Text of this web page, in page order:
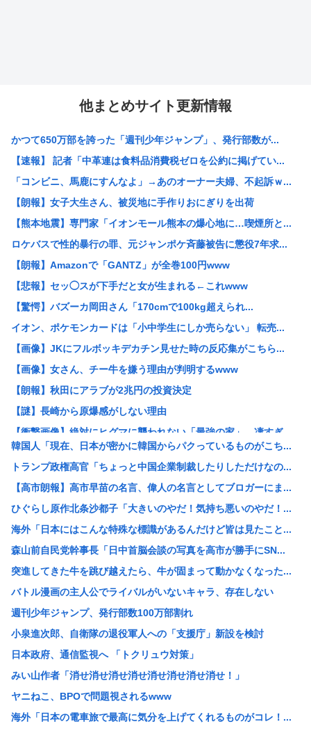
他まとめサイト更新情報
かつて650万部を誇った「週刊少年ジャンプ」、発行部数が...
【速報】 記者「中革連は食料品消費税ゼロを公約に掲げてい...
「コンビニ、馬鹿にすんなよ」→あのオーナー夫婦、不起訴ｗ...
【朗報】女子大生さん、被災地に手作りおにぎりを出荷
【熊本地震】専門家「イオンモール熊本の爆心地に…喫煙所と...
ロケバスで性的暴行の罪、元ジャンポケ斉藤被告に懲役7年求...
【朗報】Amazonで「GANTZ」が全巻100円www
【悲報】セッ◯スが下手だと女が生まれる←これwww
【驚愕】バズーカ岡田さん「170cmで100kg超えられ...
イオン、ポケモンカードは「小中学生にしか売らない」 転売...
【画像】JKにフルボッキデカチン見せた時の反応集がこちら...
【画像】女さん、チー牛を嫌う理由が判明するwww
【朗報】秋田にアラブが2兆円の投資決定
【謎】長崎から原爆感がしない理由
【衝撃画像】絶対にヒグマに襲われない「最強の家」、凄すぎ...
【消費税率1％】 「下げるのが筋なんですけど…」消費減税...
ワイ「どう見ても熟女AVのパッケージにしか見えん商品宣伝...
元ジャンポケ斉藤被告、懲役7年を求刑される
AI活用すればするほど残業が増える現実
中国「大洪水！」中国ダム「決壊」地元民「公式発表より死者...
名古屋城本丸御殿の柱に修復不能な傷 「りょうじ」と「カイ...
【閲覧注意】元臆女キャバ嬢の首吊り自●配信、拡散されまく...
【悲報】山里亮太さん、一般人のツイートに反撃開始www
ゼレンスキー大統領、対日外交に不満か…大使らへ強化指示
【画像】椎名林檎（38）「チュートリアル徳井と対談か…ち...
【画像】木村沙織(39)の最新お●ぱいがガチでヤベえええ...
今日ガストで胸糞悪いことがあった→…カップルとバトルして...
【画像】“ルフィ”強盗事件、幹部の男に懲役20年の有罪判...
【悲報】医者「娘さん、ダウン症です」キラキラ女さん「人生...
韓国人「現在、日本が密かに韓国からパクっているものがこち...
トランプ政権高官「ちょっと中国企業制裁したりしただけなの...
【高市朗報】高市早苗の名言、偉人の名言としてブロガーにま...
ひぐらし原作北条沙都子「大きいのやだ！気持ち悪いのやだ！...
海外「日本にはこんな特殊な標識があるんだけど皆は見たこと...
森山前自民党幹事長「日中首脳会談の写真を高市が勝手にSN...
突進してきた牛を跳び越えたら、牛が固まって動かなくなった...
バトル漫画の主人公でライバルがいないキャラ、存在しない
週刊少年ジャンプ、発行部数100万部割れ
小泉進次郎、自衛隊の退役軍人への「支援庁」新設を検討
日本政府、通信監視へ 「トクリュウ対策」
みい山作者「消せ消せ消せ消せ消せ消せ消せ消せ！」
ヤニねこ、BPOで問題視されるwww
海外「日本の電車旅で最高に気分を上げてくれるものがコレ！...